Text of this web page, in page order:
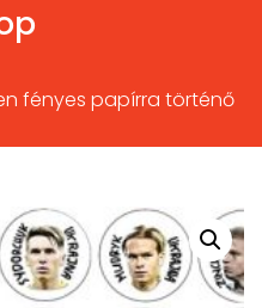
fényes papírra történő